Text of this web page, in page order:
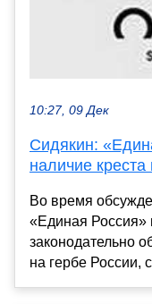
10:27, 09 Дек
Сидякин:
наличие креста
Во время
«Единая Россия»
законодательно
на гербе России,